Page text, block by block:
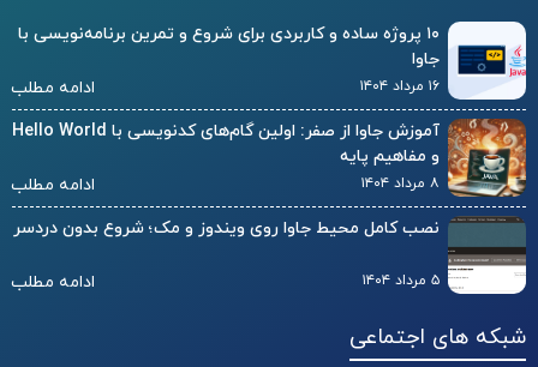
۱۰ پروژه ساده و کاربردی برای شروع و تمرین برنامه‌نویسی با
جاوا
۱۶ مرداد ۱۴۰۴
ادامه مطلب
آموزش جاوا از صفر: اولین گام‌های کدنویسی با Hello World
و مفاهیم پایه
۸ مرداد ۱۴۰۴
ادامه مطلب
نصب کامل محیط جاوا روی ویندوز و مک؛ شروع بدون دردسر
۵ مرداد ۱۴۰۴ ادامه مطلب
شبکه های اجتماعی